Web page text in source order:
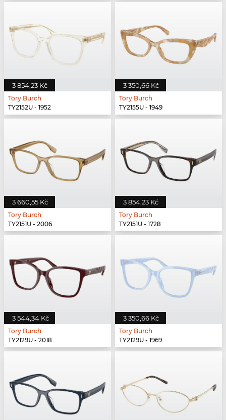
3 854,23 Kč
Tory Burch
TY2152U - 1952
3 350,66 Kč
Tory Burch
TY2155U - 1949
3 660,55 Kč
Tory Burch
TY2151U - 2006
3 854,23 Kč
Tory Burch
TY2151U - 1728
3 544,34 Kč
Tory Burch
TY2129U - 2018
3 350,66 Kč
Tory Burch
TY2129U - 1969